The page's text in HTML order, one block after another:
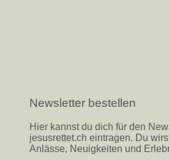
Newsletter bestellen
Hier kannst du dich für den
jesusrettet.ch eintragen. Du
Anlässe, Neuigkeiten und